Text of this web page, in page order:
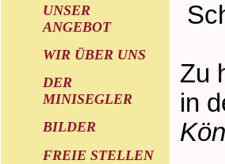
UNSER
ANGEBOT
WIR ÜBER UNS
DER
MINISEGLER
BILDER
FREIE STELLEN
Zu
in